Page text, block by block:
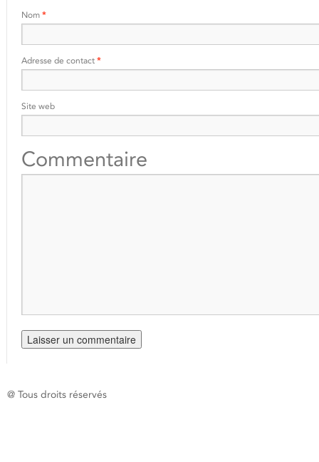
Nom *
Adresse de contact *
Site web
Commentaire
@ Tous droits réservés